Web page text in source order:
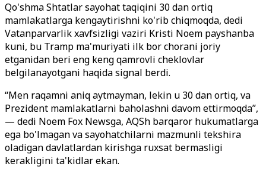
Qo'shma Shtatlar sayohat taqiqini 30 dan ortiq
mamlakatlarga kengaytirishni ko'rib chiqmoqda, dedi
Vatanparvarlik xavfsizligi vaziri Kristi Noem payshanba
kuni, bu Tramp ma'muriyati ilk bor chorani joriy
etganidan beri eng keng qamrovli cheklovlar
belgilanayotgani haqida signal berdi.
“Men raqamni aniq aytmayman, lekin u 30 dan ortiq, va
Prezident mamlakatlarni baholashni davom ettirmoqda”,
— dedi Noem Fox Newsga, AQSh barqaror hukumatlarga
ega bo'lmagan va sayohatchilarni mazmunli tekshira
oladigan davlatlardan kirishga ruxsat bermasligi
kerakligini ta'kidlar ekan.